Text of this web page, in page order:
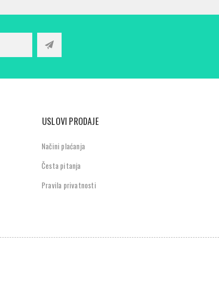
USLOVI PRODAJE
Načini plaćanja
Česta pitanja
Pravila privatnosti